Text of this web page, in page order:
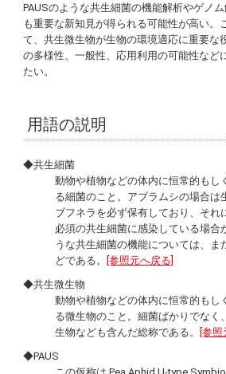
PAUSのような共生細菌の機能解析やゲノ
も重要な新知見が得られる可能性が高い。
て、共生微生物が生物の環境適応に重要な
の多様性、一般性、応用利用の可能性など
たい。
用語の説明
◆共生細菌
動物や植物などの体内に恒常的もし
る細菌のこと。アブラムシの場合は
ブフネラを必ず保有しており、それ
必須の共生細菌に感染している場合
うな共生細菌の機能については、ま
どである。
[参照元へ戻る]
◆共生微生物
動物や植物などの体内に恒常的もし
る微生物のこと。細菌ばかりでなく
生物なども含んだ総称である。
[参照
◆PAUS